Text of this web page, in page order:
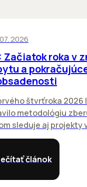
2026
Začiatok roka v
a
štvrťroka 2026
metodológiu
sleduje aj projekty
článok